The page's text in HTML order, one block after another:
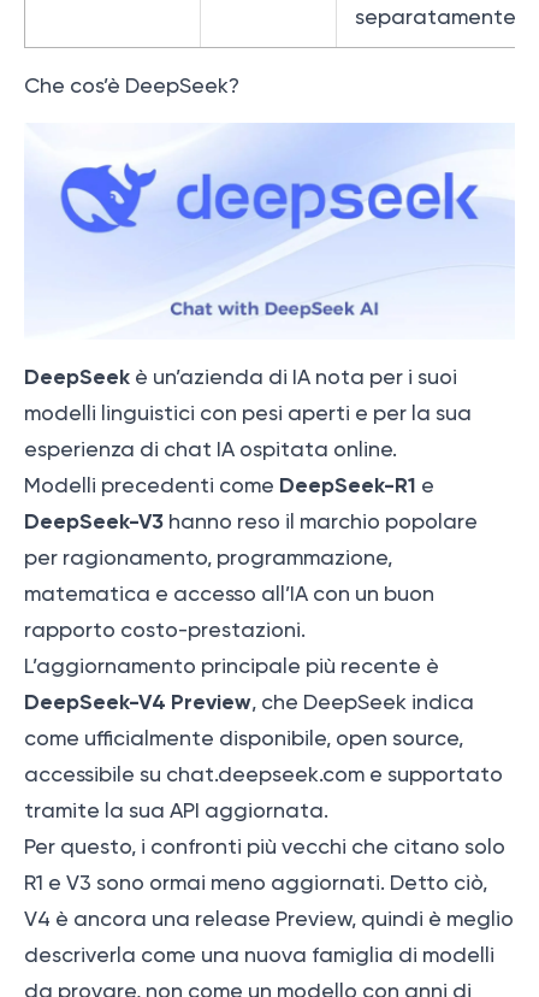
separatamente.
Che cos’è DeepSeek?
DeepSeek è un’azienda di IA nota per i suoi
modelli linguistici con pesi aperti e per la sua
esperienza di chat IA ospitata online.
Modelli precedenti come DeepSeek-R1 e
DeepSeek-V3 hanno reso il marchio popolare
per ragionamento, programmazione,
matematica e accesso all’IA con un buon
rapporto costo-prestazioni.
L’aggiornamento principale più recente è
DeepSeek-V4 Preview, che DeepSeek indica
come ufficialmente disponibile, open source,
accessibile su chat.deepseek.com e supportato
tramite la sua API aggiornata.
Per questo, i confronti più vecchi che citano solo
R1 e V3 sono ormai meno aggiornati. Detto ciò,
V4 è ancora una release Preview, quindi è meglio
descriverla come una nuova famiglia di modelli
da provare, non come un modello con anni di